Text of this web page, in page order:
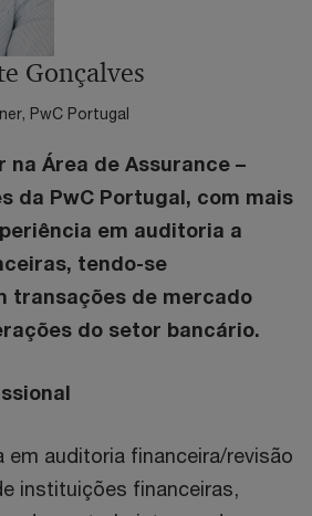
Gonçalves
PwC Portugal
na Área de Assurance –
da PwC Portugal, com mais
em auditoria a
tendo-se
transações de mercado
do setor bancário.
em auditoria financeira/revisão
instituições financeiras,